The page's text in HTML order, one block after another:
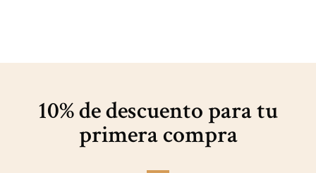
10% de descuento paratu
primera compra